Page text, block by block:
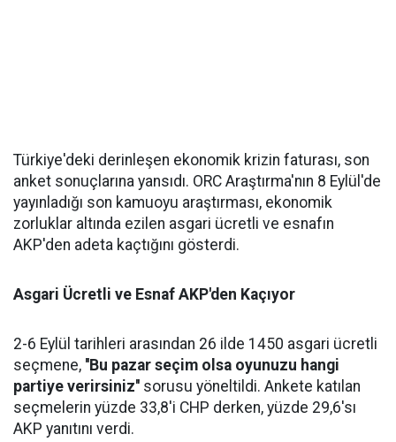
Türkiye'deki derinleşen ekonomik krizin faturası, son
anket sonuçlarına yansıdı. ORC Araştırma'nın 8 Eylül'de
yayınladığı son kamuoyu araştırması, ekonomik
zorluklar altında ezilen asgari ücretli ve esnafın
AKP'den adeta kaçtığını gösterdi.
Asgari Ücretli ve Esnaf AKP'den Kaçıyor
2-6 Eylül tarihleri arasından 26 ilde 1450 asgari ücretli
seçmene, ''Bu pazar seçim olsa oyunuzu hangi
partiye verirsiniz'' sorusu yöneltildi. Ankete katılan
seçmelerin yüzde 33,8'i CHP derken, yüzde 29,6'sı
AKP yanıtını verdi.